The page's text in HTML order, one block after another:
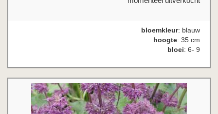
bloemkleur: blauw
hoogte: 35 cm
bloei: 6- 9